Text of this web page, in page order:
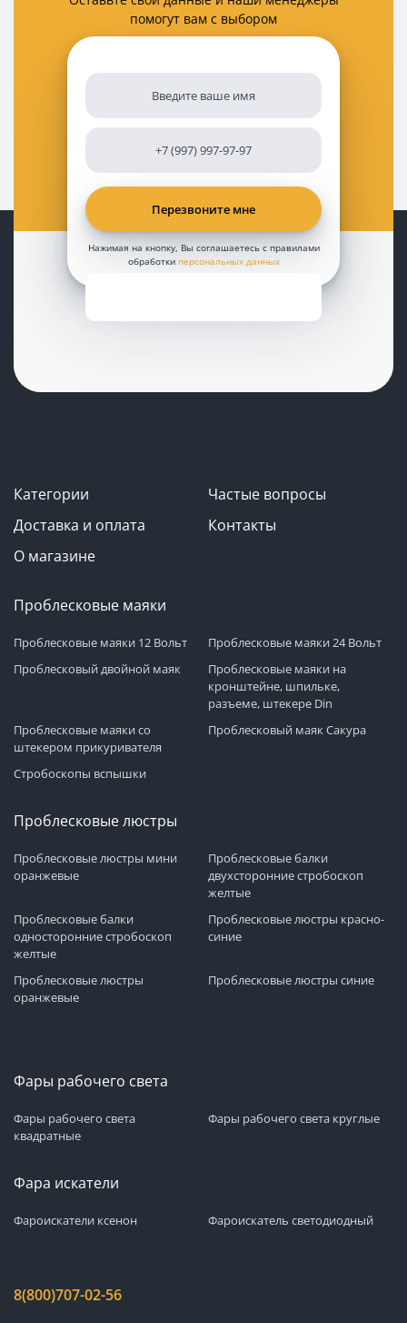
помогут вам с выбором
Нажимая на кнопку, Вы соглашаетесь с правилами
обработки персональных данных
Категории
Частые вопросы
Доставка и оплата
Контакты
О магазине
Проблесковые маяки
Проблесковые маяки 12 Вольт
Проблесковые маяки 24 Вольт
Проблесковый двойной маяк
Проблесковые маяки на
кронштейне, шпильке,
разъеме, штекере Din
Проблесковые маяки со
штекером прикуривателя
Проблесковый маяк Сакура
Стробоскопы вспышки
Проблесковые люстры
Проблесковые люстры мини
оранжевые
Проблесковые балки
двухсторонние стробоскоп
желтые
Проблесковые балки
односторонние стробоскоп
желтые
Проблесковые люстры красно-
синие
Проблесковые люстры
оранжевые
Проблесковые люстры синие
Фары рабочего света
Фары рабочего света
квадратные
Фары рабочего света круглые
Фара искатели
Фароискатели ксенон Фароискатель светодиодный
8(800)707-02-56